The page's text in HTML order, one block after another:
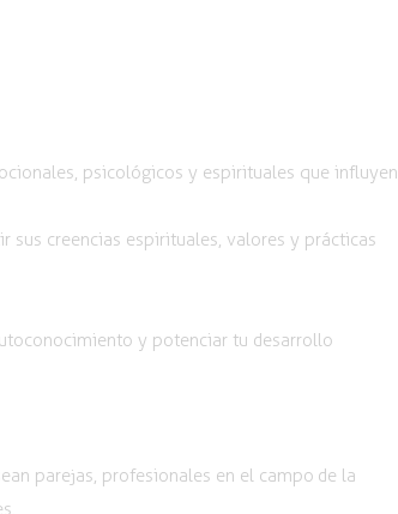
psicológicos y espirituales que influyen
sus creencias espirituales, valores y prácticas
y potenciar tu desarrollo
parejas, profesionales en el campo de la